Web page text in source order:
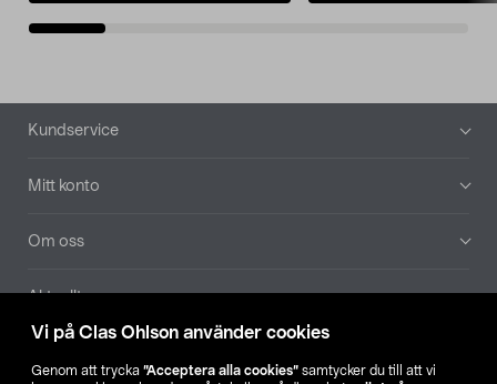
Vi på Clas Ohlson använder cookies
Genom att trycka ”Acceptera alla cookies” samtycker du till att vi
Sidfot
Kundservice
Mitt konto
Om oss
Aktuellt